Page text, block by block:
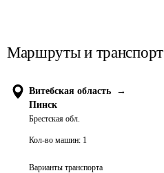
Маршруты и транспорт
Витебская область
→
Пинск
Брестская обл.
Кол-во машин: 1
Варианты транспорта